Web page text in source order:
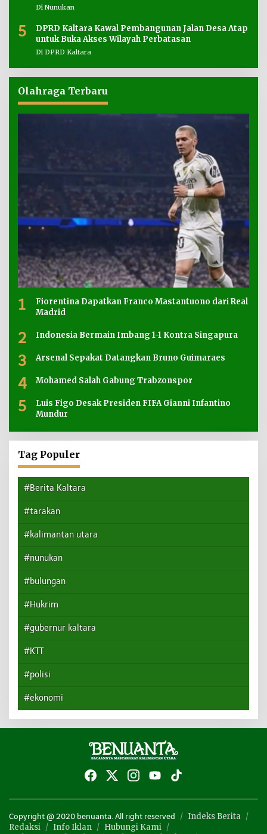
Di Nunukan
5
DPRD Kaltara Kawal Pembangunan Jalan Desa Atap
untuk Buka Akses Wilayah Perbatasan
Di DPRD Kaltara
Olahraga Terbaru
1
Fiorentina Dapatkan Franco Mastantuono dari Real
Madrid
2 Indonesia Bermain Imbang 1-1 Kontra Singapura
3 Arsenal Sepakat Datangkan Bruno Guimaraes
4 Mohamed Salah Gabung Trabzonspor
5
Luis Figo Desak Presiden FIFA Gianni Infantino
Mundur
Tag Populer
#Berita Kaltara
#tarakan
#kalimantan utara
#nunukan
#bulungan
#Hukrim
#gubernur kaltara
#KTT
#polisi
#ekonomi
Copyright @ 2020 benuanta. All right reserved
Indeks Berita
Redaksi
Info Iklan
Hubungi Kami